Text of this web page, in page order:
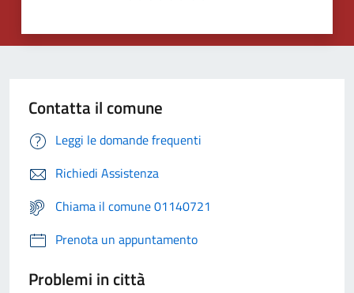
Contatta il comune
Leggi le domande frequenti
Richiedi Assistenza
Chiama il comune 01140721
Prenota un appuntamento
Problemi in città